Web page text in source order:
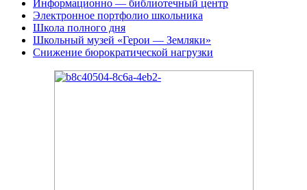
Информационно — библиотечный центр
Электронное портфолио школьника
Школа полного дня
Школьный музей «Герои — Земляки»
Снижение бюрократической нагрузки